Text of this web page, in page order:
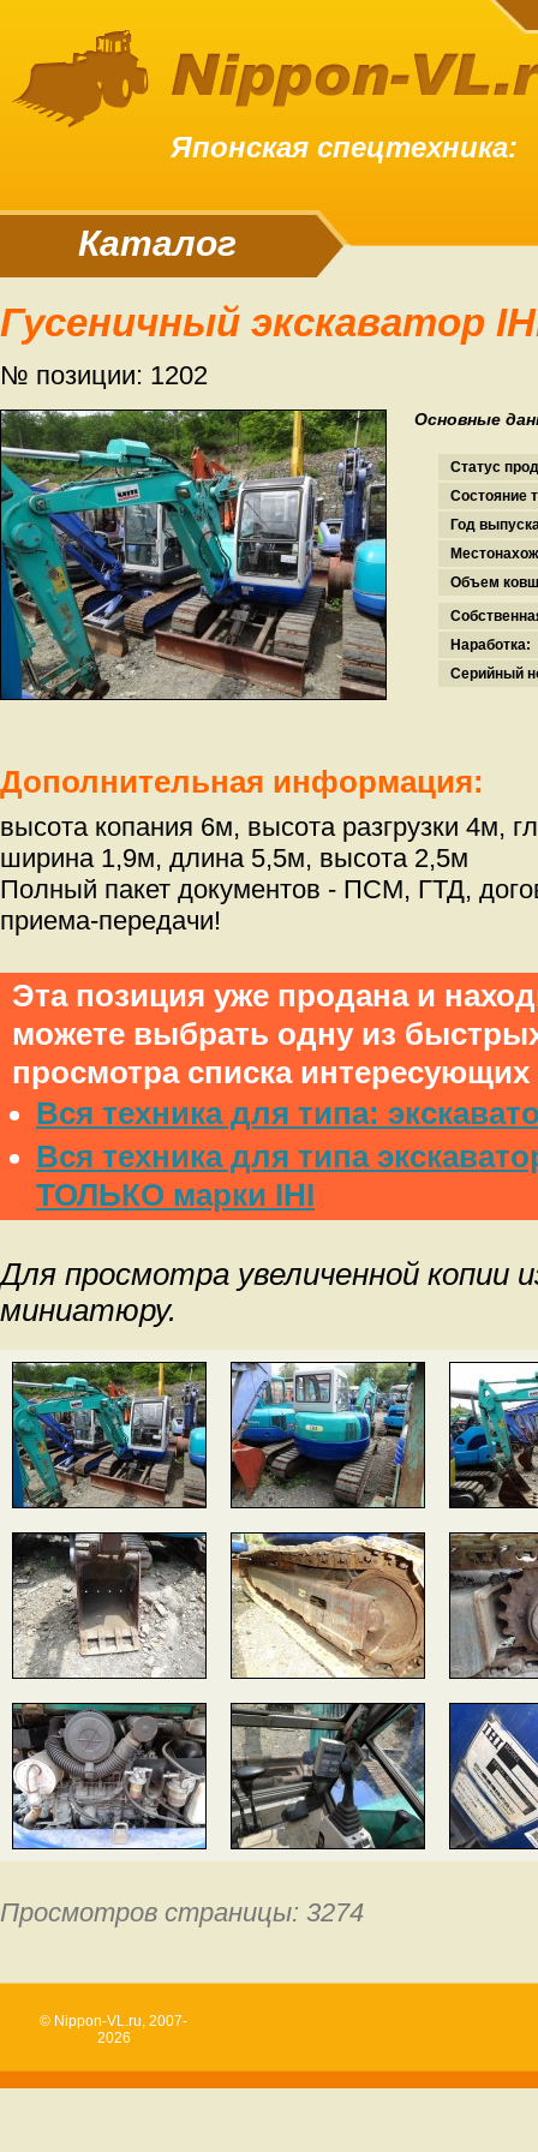
Японская спецтехника:
Каталог
Гусеничный экскаватор
№ позиции: 1202
Основные
Статус
Состояние
Год
Объем
Наработка:
Серийный
Дополнительная информация:
высота копания 6м, высота разгрузки 4м,
ширина 1,9м, длина 5,5м, высота 2,5м
Полный пакет документов - ПСМ, ГТД,
приема-передачи!
Эта позиция уже продана и
можете выбрать одну из
просмотра списка
Вся техника для типа:
Вся техника для типа
ТОЛЬКО марки IHI
Для просмотра увеличенной копии
миниатюру.
Просмотров страницы: 3274
© Nippon-VL.ru, 2007-
2026